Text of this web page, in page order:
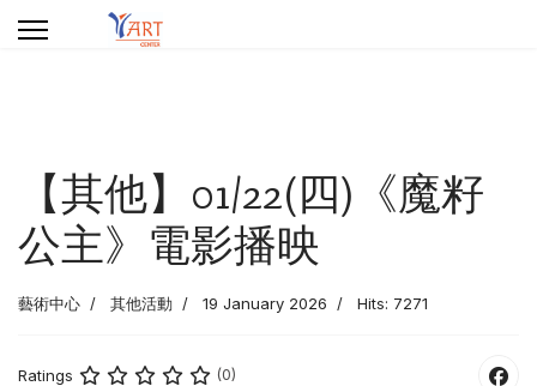
【其他】01/22(四)《魔籽
公主》電影播映
藝術中心 其他活動 19 January 2026 Hits: 7271
Ratings (0)